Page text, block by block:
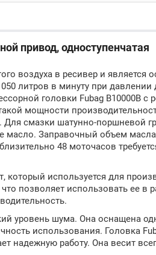
привод, одноступенчатая
воздуха в ресивер и
литров в минуту при давлении
головки Fubag B10000B
мощности
Для смазки шатунно-поршневой
масло. Заправочный объем
48 моточасов
используется для
позволяет использовать ее в
уровень шума. Она оснащена
использования. Головка
надежную работу. Она весит